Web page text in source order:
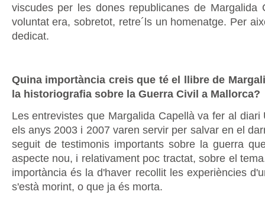
viscudes per les dones republicanes de Margalida
voluntat era, sobretot, retre´ls un homenatge. Per
dedicat.
Quina importància creis que té el llibre de
la historiografia sobre la Guerra Civil a Mallorca?
Les entrevistes que Margalida Capellà va fer al diari
els anys 2003 i 2007 varen servir per salvar en el
seguit de testimonis importants sobre la guerra
aspecte nou, i relativament poc tractat, sobre el
importància és la d'haver recollit les experiències
s'està morint, o que ja és morta.